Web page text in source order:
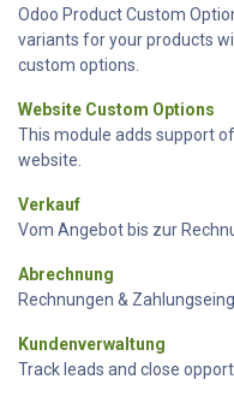
Odoo Product Custom
variants for your products
custom options.
Website Custom Options
This module adds support
website.
Verkauf
Vom Angebot bis zur
Abrechnung
Rechnungen &
Kundenverwaltung
Track leads and close